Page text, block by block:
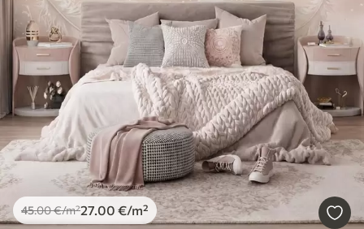
45.00€/m²27 .00 €/m²